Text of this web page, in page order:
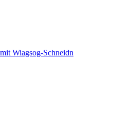
Wiagsog-Schneidn